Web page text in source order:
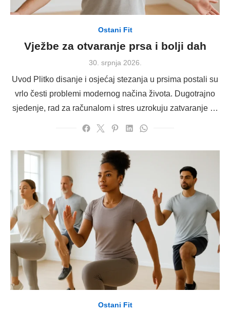
Ostani Fit
Vježbe za otvaranje prsa i bolji dah
Posted
30. srpnja 2026.
Uvod Plitko disanje i osjećaj stezanja u prsima postali su
vrlo česti problemi modernog načina života. Dugotrajno
sjedenje, rad za računalom i stres uzrokuju zatvaranje …
Ostani Fit